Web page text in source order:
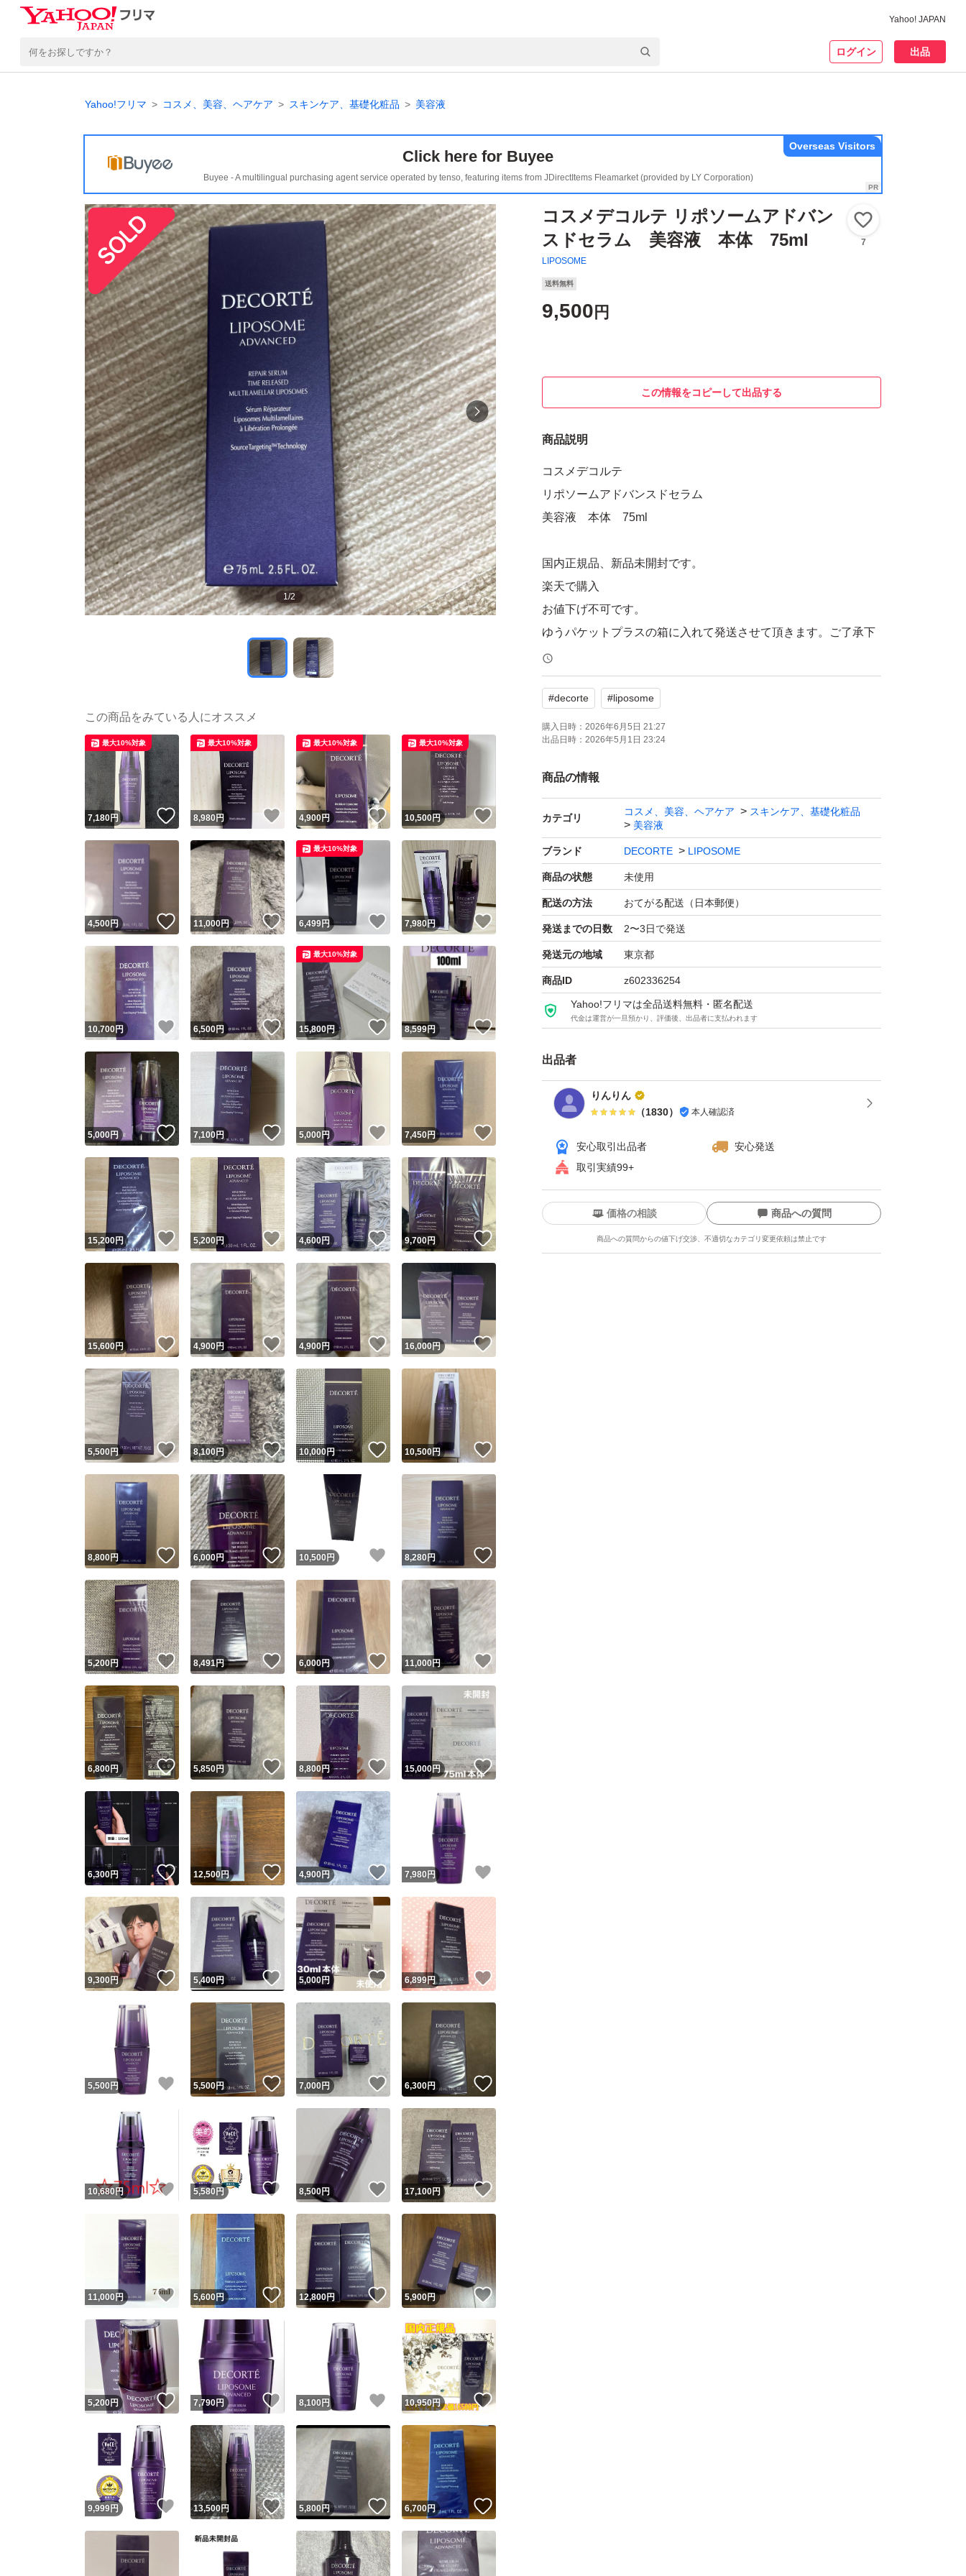
Yahoo! JAPAN
ログイン 出品
Yahoo!フリマ コスメ、美容、ヘアケア スキンケア、基礎化粧品 美容液
Click here for Buyee
Buyee - A multilingual purchasing agent service operated by tenso, featuring items from JDirectItems Fleamarket (provided by LY Corporation)
Overseas Visitors
1/2
コスメデコルテ リポソームアドバン
スドセラム 美容液 本体 75ml
LIPOSOME
7
送料無料
9,500 円
この情報をコピーして出品する
商品説明
コスメデコルテ
リポソームアドバンスドセラム
美容液 本体 75ml
国内正規品、新品未開封です。
楽天で購入
お値下げ不可です。
ゆうパケットプラスの箱に入れて発送させて頂きます。ご了承下
さい
自宅保管しておりました。説明書は一度開封しました。必要なら
おつけします。
#decorte #liposome
購入日時： 2026年6月5日 21:27
出品日時： 2026年5月1日 23:24
商品の情報
カテゴリ
コスメ、美容、ヘアケア
スキンケア、基礎化粧品
美容液
ブランド DECORTE LIPOSOME
商品の状態 未使用
配送の方法 おてがる配送（日本郵便）
発送までの日数 2〜3日で発送
発送元の地域 東京都
商品ID z602336254
Yahoo!フリマは全品送料無料・匿名配送
代金は運営が一旦預かり、評価後、出品者に支払われます
出品者
りんりん
（1830） 本人確認済
安心取引出品者
安心発送
取引実績99+
ユーザーの実績について
Yahoo!フリマが定めた一定の基準を満たしたユーザーにバッジを付与しています
安心取引出品者
安心取引出品者 Yahoo!フリマの基準をクリアした安心・安全なユーザーです
取引実績
取引実績◯+ このユーザーはYahoo!フリマの取引を完了させた実績があります
他フリマ実績◯+ このユーザーは他フリマサービスでの取引実績があります
スピード&安心発送
※このバッジは実績に基づく表示であり、発送を保証しているものではありません
スピード＆安心発送
このユーザーは高頻度で24時間以内＆設定した発送日数内に発送してい
ます
スピード発送 このユーザーは高頻度で24時間以内に発送しています
安心発送 このユーザーは設定した発送日数内に発送しています
価格の相談 商品への質問
商品への質問からの値下げ交渉、不適切なカテゴリ変更依頼は禁止です
この商品の情報をコピーします
商品画像の 無断転載は禁止されています
コピーは1商品につき1回 です
出品ページへ
キャンセル
この商品をみている人にオススメ
7,180円 いいね！
最大10%対象
8,980円 いいね！
最大10%対象
4,900円 いいね！
最大10%対象
10,500円
最大10%対象
4,500円 いいね！
11,000円 いいね！
6,499円 いいね！
最大10%対象
7,980円
10,700円 いいね！
6,500円 いいね！
15,800円 いいね！
最大10%対象
8,599円 いいね！
5,000円 いいね！
7,100円 いいね！
5,000円 いいね！
7,450円
15,200円 いいね！
5,200円 いいね！
4,600円 いいね！
9,700円 いいね！
15,600円 いいね！
4,900円 いいね！
4,900円 いいね！
16,000円
5,500円 いいね！
8,100 円 いいね！
10,000円 いいね！
10,500円
8,800円 いいね！
6,000円 いいね！
10,500 円 いいね！
8,280円
5,200円 いいね！
8,491円 いいね！
6,000円 いいね！
11,000円
6,800円 いいね！
5,850円 いいね！
8,800円 いいね！
15,000円 いいね！
6,300円 いいね！
12,500円 いいね！
4,900円 いいね！
7,980 円
9,300円 いいね！
5,400円 いいね！
5,000円 いいね！
6,899円 いいね！
5,500 円 いいね！
5,500円 いいね！
7,000円 いいね！
6,300円
10,680 円 いいね！
5,580 円 いいね！
8,500円 いいね！
17,100円 いいね！
11,000 円 いいね！
5,600円 いいね！
12,800円 いいね！
5,900円 いいね！
5,200円 いいね！
7,790円 いいね！
8,100 円 いいね！
10,950円 いいね！
9,999円 いいね！
13,500円 いいね！
5,800円 いいね！
6,700円